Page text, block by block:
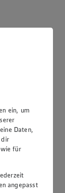
ein, um
Daten,
dir
für
angepasst